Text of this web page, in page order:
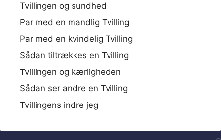
Tvillingen og sundhed
Par med en mandlig Tvilling
Par med en kvindelig Tvilling
Sådan tiltrækkes en Tvilling
Tvillingen og kærligheden
Sådan ser andre en Tvilling
Tvillingens indre jeg